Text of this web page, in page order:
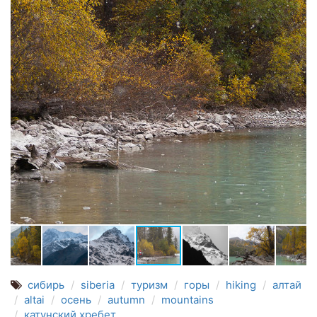
сибирь siberia туризм горы hiking
алтай
altai
осень autumn
mountains